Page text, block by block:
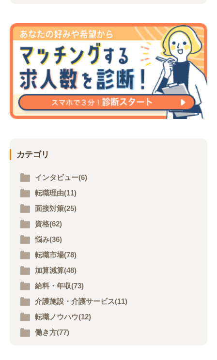
カテゴリ
インタビュー(6)
転職理由(11)
面接対策(25)
資格(62)
悩み(36)
転職市場(78)
加算減算(48)
給料・年収(73)
介護施設・介護サービス(11)
転職ノウハウ(12)
働き方(77)